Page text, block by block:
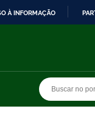
À INFORMAÇÃO